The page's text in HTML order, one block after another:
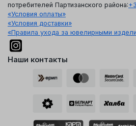
потребителей Партизанского района:
«Условия оплаты»
«Условия доставки»
«Правила ухода за ювелирными
Наши контакты